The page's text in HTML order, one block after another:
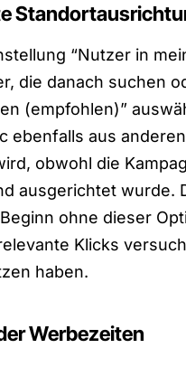
“Nutzer in
die danach suchen
(empfohlen)”
ebenfalls aus
obwohl die
ausgerichtet wurde.
ohne dieser
Klicks
haben.
Werbezeiten